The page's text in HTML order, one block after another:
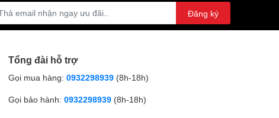
Đăng ký
Tổng đài hỗ trợ
Gọi mua hàng: 0932298939 (8h-18h)
Gọi bảo hành: 0932298939 (8h-18h)